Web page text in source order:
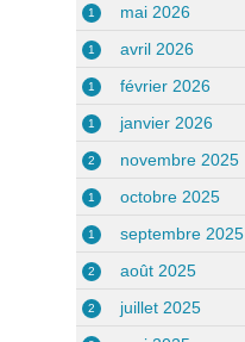
1 mai 2026
1 avril 2026
1 février 2026
1 janvier 2026
2 novembre 2025
1 octobre 2025
1 septembre 2025
2 août 2025
2 juillet 2025